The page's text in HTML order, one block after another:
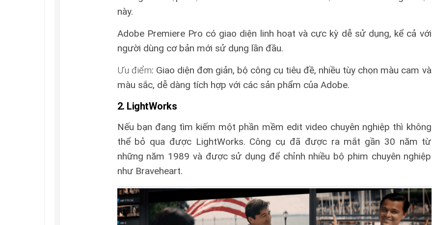
này.
Adobe Premiere Pro có giao diện linh hoạt và cực kỳ dễ sử dụng, kể cả với
người dùng cơ bản mới sử dụng lần đầu.
Ưu điểm: Giao diện đơn giản, bộ công cụ tiêu đề, nhiều tùy chọn màu cam và
màu sắc, dễ dàng tích hợp với các sản phẩm của Adobe.
2. LightWorks
Nếu bạn đang tìm kiếm một phần mềm edit video chuyên nghiệp thì không
thể bỏ qua được LightWorks. Công cụ đã được ra mắt gần 30 năm từ
những năm 1989 và được sử dụng để chỉnh nhiều bộ phim chuyên nghiệp
như Braveheart.